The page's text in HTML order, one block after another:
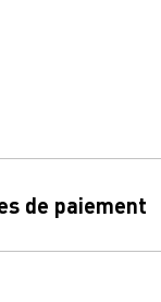
de paiement